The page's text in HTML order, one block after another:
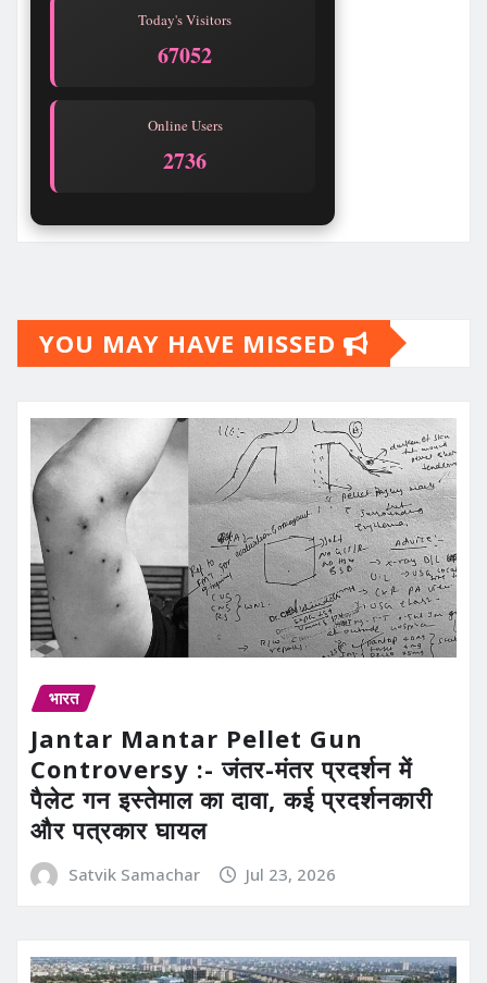
Today's Visitors
67052
Online Users
2736
YOU MAY HAVE MISSED
भारत
Jantar Mantar Pellet Gun
Controversy :- जंतर-मंतर प्रदर्शन में
पैलेट गन इस्तेमाल का दावा, कई प्रदर्शनकारी
और पत्रकार घायल
Satvik Samachar Jul 23, 2026